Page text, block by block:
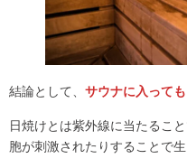
結論として、 サウナに入って
日焼けとは紫外線に当たるこ
胞が刺激されたりすることで生